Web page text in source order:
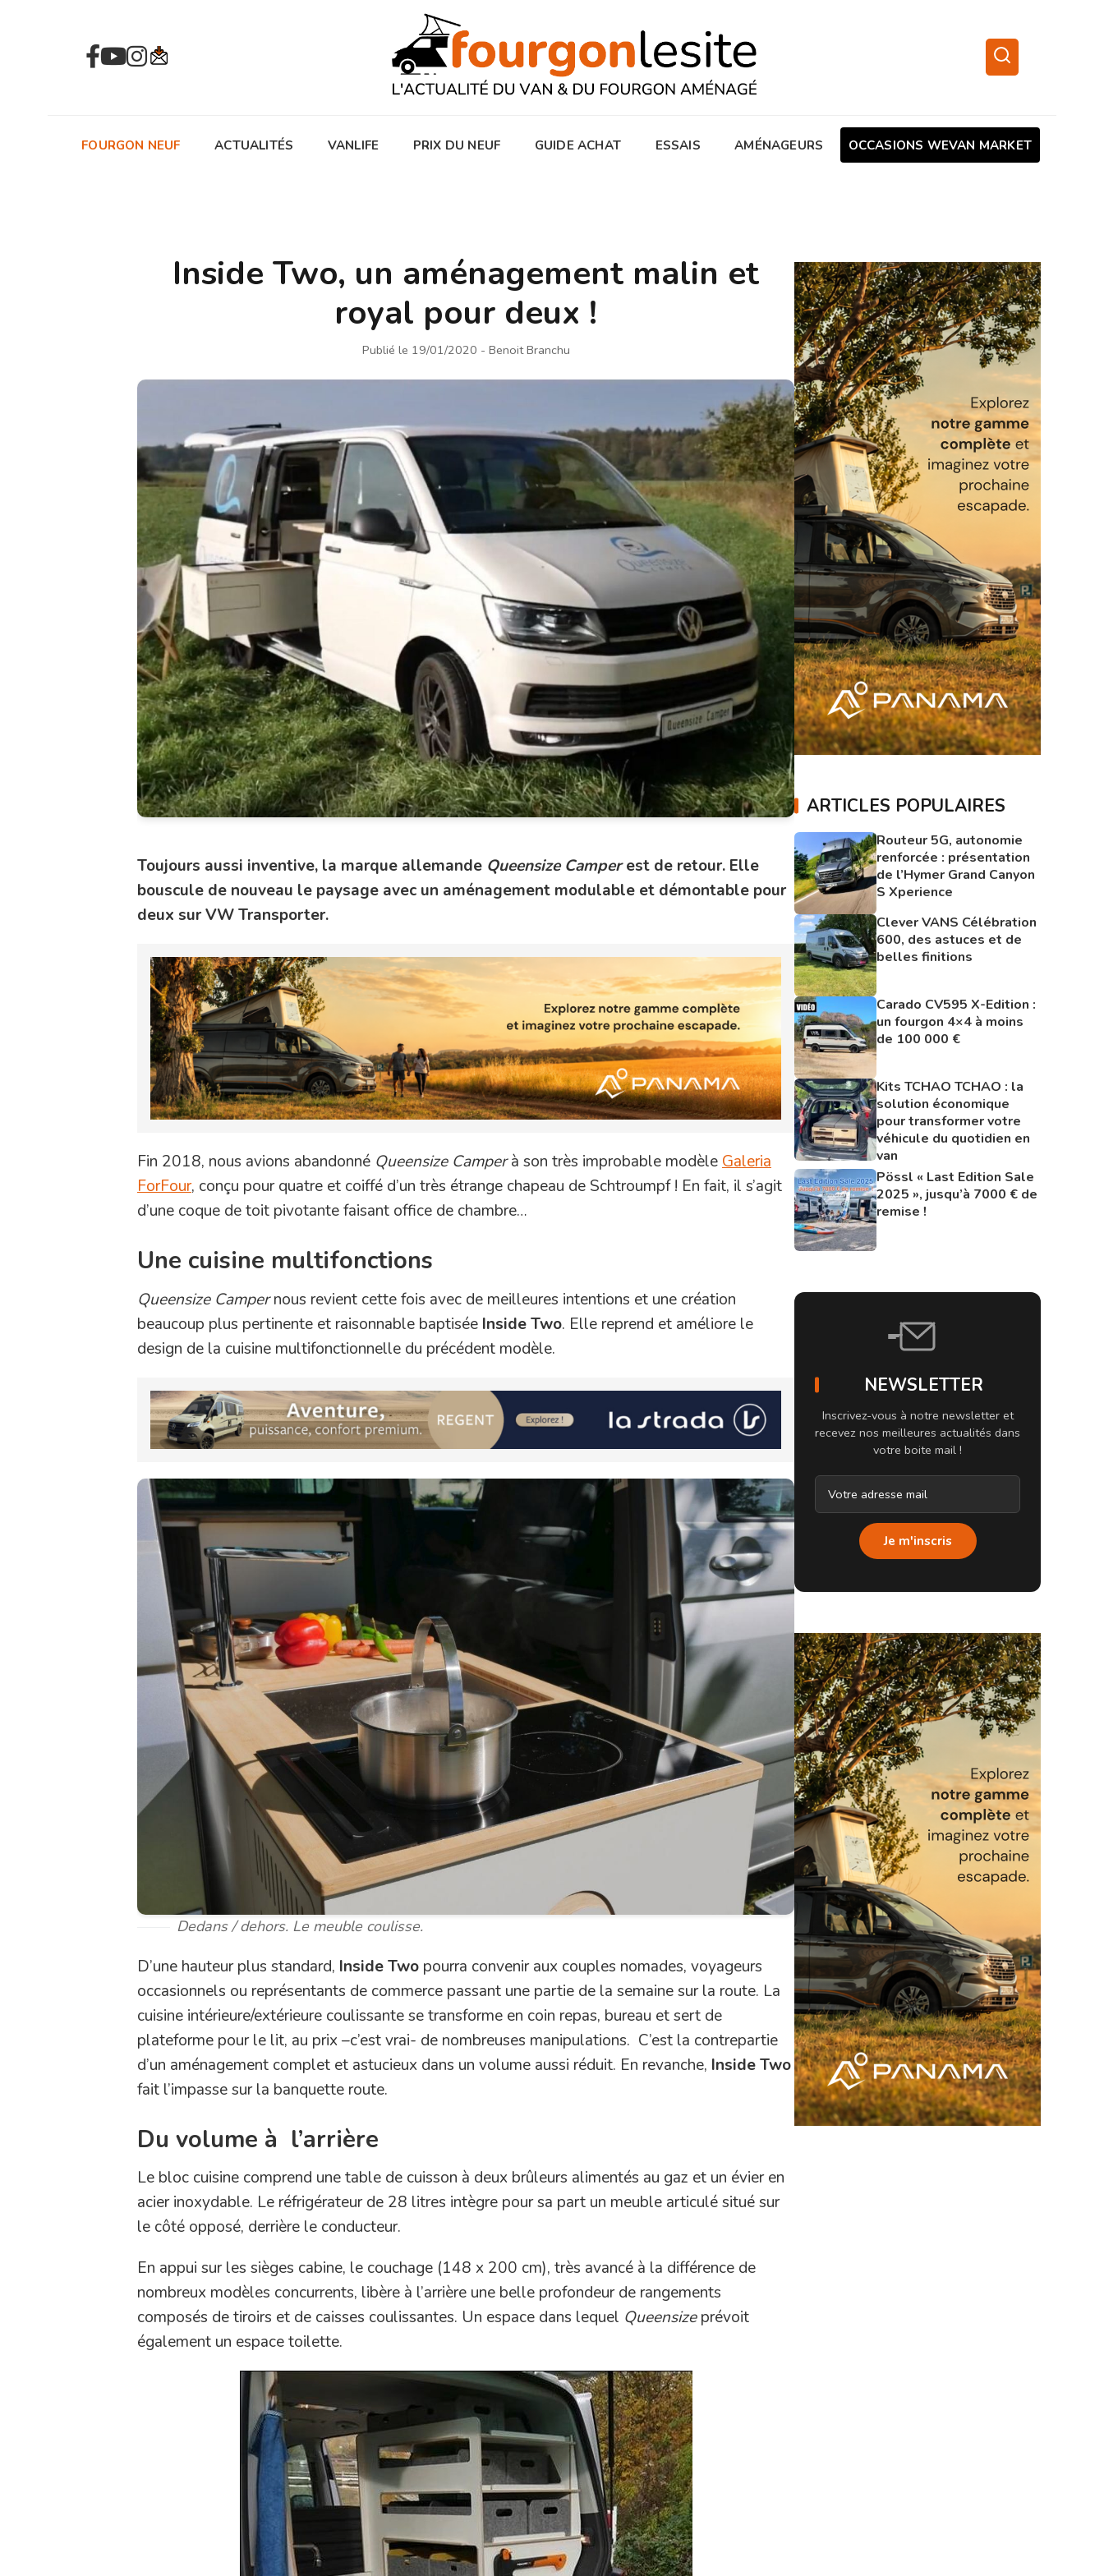
FOURGON NEUF ACTUALITÉS VANLIFE PRIX DU NEUF GUIDE ACHAT ESSAIS AMÉNAGEURS OCCASIONS WEVAN MARKET
Inside Two, un aménagement malin et
royal pour deux !
Publié le 19/01/2020 - Benoit Branchu
Toujours aussi inventive, la marque allemande Queensize Camperest de retour. Elle
bouscule de nouveau le paysage avec un aménagement modulable et démontable pour
deux sur VW Transporter.
Fin 2018, nous avions abandonné Queensize Camperà son très improbable modèleGaleria
ForFour, conçu pour quatre et coiffé d’un très étrange chapeau de Schtroumpf ! En fait, il s’agit
d’une coque de toit pivotante faisant office de chambre…
Une cuisine multifonctions
Queensize Campernous revient cette fois avec de meilleures intentions et une création
beaucoup plus pertinente et raisonnable baptisée Inside Two. Elle reprend et améliore le
design de la cuisine multifonctionnelle du précédent modèle.
Dedans / dehors. Le meuble coulisse.
D’une hauteur plus standard, Inside Two pourra convenir aux couples nomades, voyageurs
occasionnels ou représentants de commerce passant une partie de la semaine sur la route. La
cuisine intérieure/extérieure coulissante se transforme en coin repas, bureau et sert de
plateforme pour le lit, au prix –c’est vrai- de nombreuses manipulations. C’est la contrepartie
d’un aménagement complet et astucieux dans un volume aussi réduit. En revanche, Inside Two
fait l’impasse sur la banquette route.
Du volume à l’arrière
Le bloc cuisine comprend une table de cuisson à deux brûleurs alimentés au gaz et un évier en
acier inoxydable. Le réfrigérateur de 28 litres intègre pour sa part un meuble articulé situé sur
le côté opposé, derrière le conducteur.
En appui sur les sièges cabine, le couchage (148 x 200 cm), très avancé à la différence de
nombreux modèles concurrents, libère à l’arrière une belle profondeur de rangements
composés de tiroirs et de caisses coulissantes. Un espace dans lequel Queensizeprévoit
également un espace toilette.
ARTICLES POPULAIRES
Routeur 5G, autonomie
renforcée : présentation
de l’Hymer Grand Canyon
S Xperience
Clever VANS Célébration
600, des astuces et de
belles finitions
Carado CV595 X-Edition :
un fourgon 4×4 à moins
de 100 000 €
Kits TCHAO TCHAO : la
solution économique
pour transformer votre
véhicule du quotidien en
van
Pössl « Last Edition Sale
2025 », jusqu’à 7000 € de
remise !
NEWSLETTER
Inscrivez-vous à notre newsletter et
recevez nos meilleures actualités dans
votre boite mail !
Je m'inscris